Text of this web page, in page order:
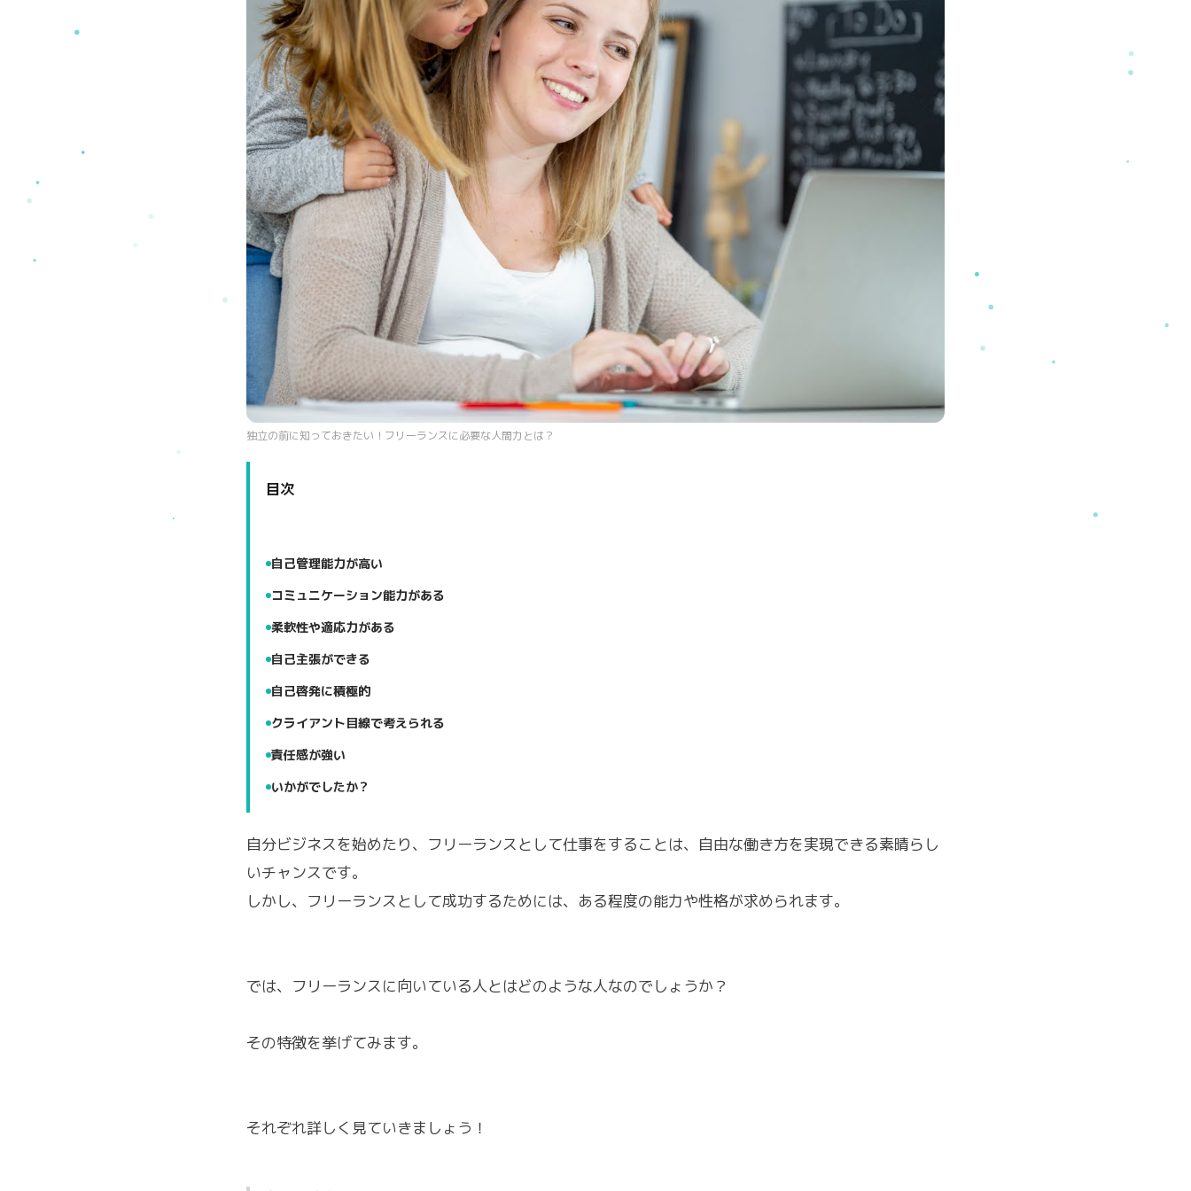
独立の前に知っておきたい！フリーランスに必要な人間力とは？
目次
自己管理能力が高い
コミュニケーション能力がある
柔軟性や適応力がある
自己主張ができる
自己啓発に積極的
クライアント目線で考えられる
責任感が強い
いかがでしたか？
自分ビジネスを始めたり、フリーランスとして仕事をすることは、自由な働き方を実現できる素晴らし
いチャンスです。
しかし、フリーランスとして成功するためには、ある程度の能力や性格が求められます。
では、フリーランスに向いている人とはどのような人なのでしょうか？
その特徴を挙げてみます。
それぞれ詳しく見ていきましょう！